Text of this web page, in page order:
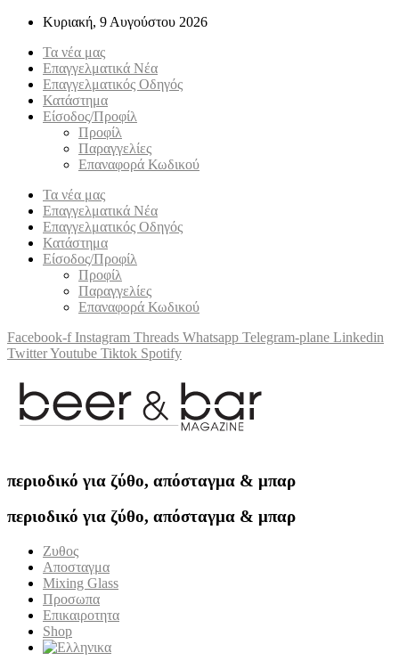
Κυριακή, 9 Αυγούστου 2026
Τα νέα μας
Επαγγελματικά Νέα
Επαγγελματικός Οδηγός
Κατάστημα
Είσοδος/Προφίλ
Προφίλ
Παραγγελίες
Επαναφορά Κωδικού
Τα νέα μας
Επαγγελματικά Νέα
Επαγγελματικός Οδηγός
Κατάστημα
Είσοδος/Προφίλ
Προφίλ
Παραγγελίες
Επαναφορά Κωδικού
Facebook-f Instagram Threads Whatsapp Telegram-plane Linkedin
TwitterYoutube Tiktok Spotify
περιοδικό για ζύθο, απόσταγμα & μπαρ
περιοδικό για ζύθο, απόσταγμα & μπαρ
Ζυθος
Αποσταγμα
Mixing Glass
Προσωπα
Επικαιροτητα
Shop